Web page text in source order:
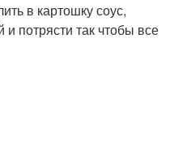
в картошку соус,
потрясти так чтобы все